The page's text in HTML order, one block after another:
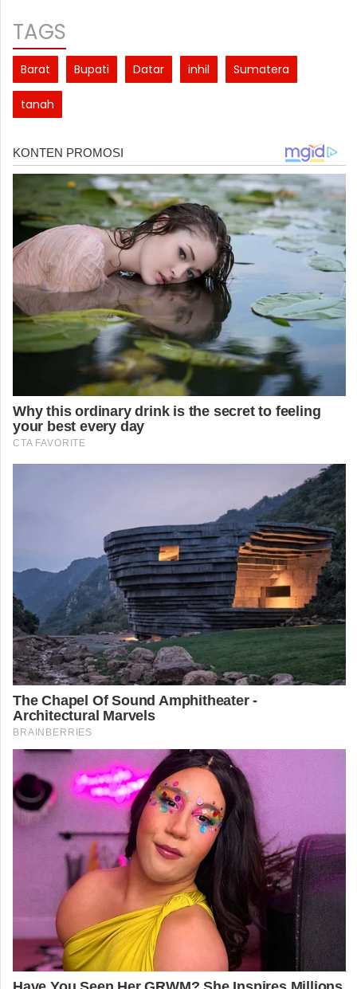
TAGS
Barat Bupati Datar inhil Sumatera
tanah